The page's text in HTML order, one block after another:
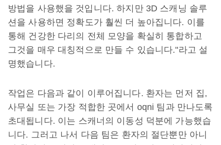
방법을 사용했을 것입니다. 하지만 3D 스캐닝 솔루
션을 사용하면 정확도가 훨씬 더 높아집니다. 이를
통해 건강한 다리의 전체 모양을 확실히 통합하고
그것을 매우 대칭적으로 만들 수 있습니다."라고 설
명했습니다.
작업은 다음과 같이 이루어집니다. 환자는 먼저 집,
사무실 또는 가장 적합한 곳에서 oqni 팀과 만나도록
초대됩니다. 이는 스캐너의 이동성 덕분에 가능했습
니다. 그러고 나서 다음 팀은 환자의 절단뿐만 아니